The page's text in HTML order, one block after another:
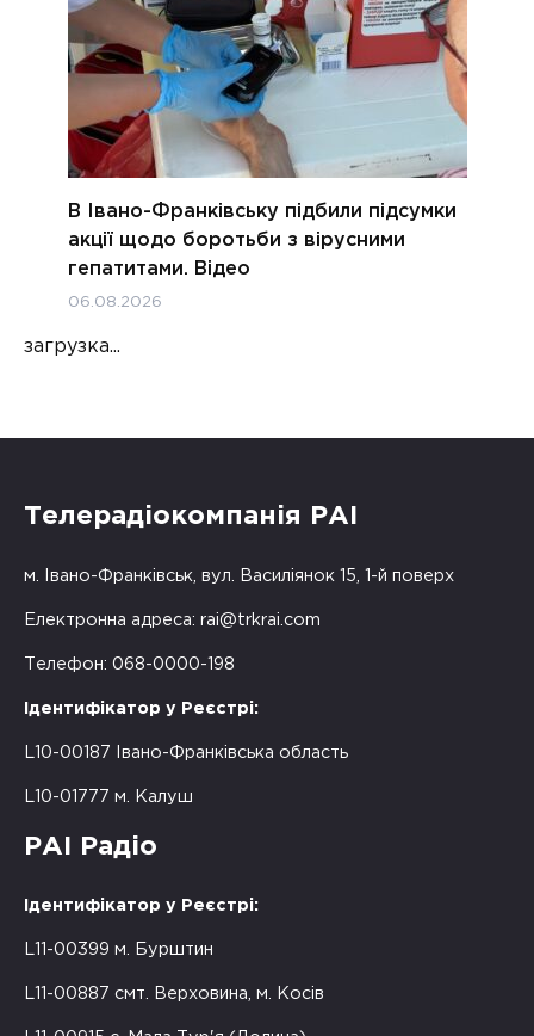
В Івано-Франківську підбили підсумки
акції щодо боротьби з вірусними
гепатитами. Відео
06.08.2026
загрузка...
Телерадіокомпанія РАІ
м. Івано-Франківськ, вул. Василіянок 15, 1-й поверх
Електронна адреса: rai@trkrai.com
Телефон: 068-0000-198
Ідентифікатор у Реєстрі:
L10-00187 Івано-Франківська область
L10-01777 м. Калуш
РАІ Радіо
Ідентифікатор у Реєстрі:
L11-00399 м. Бурштин
L11-00887 смт. Верховина, м. Косів